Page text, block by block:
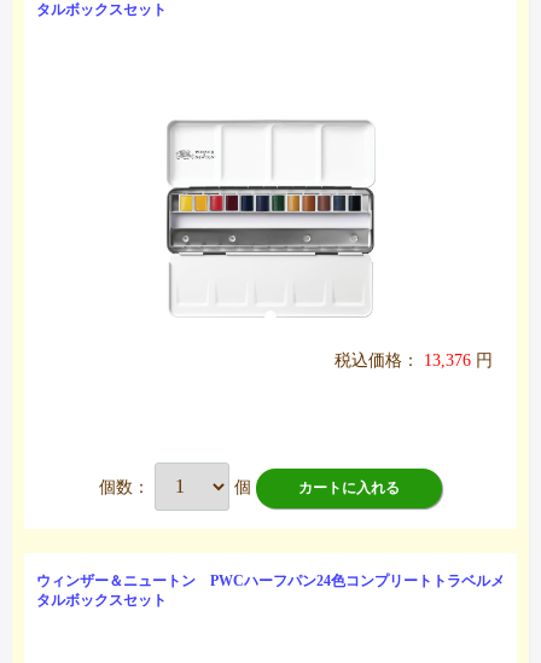
タルボックスセット
税込価格： 13,376 円
個数： 個 カートに入れる
ウィンザー＆ニュートン PWCハーフパン24色コンプリートトラベルメ
タルボックスセット